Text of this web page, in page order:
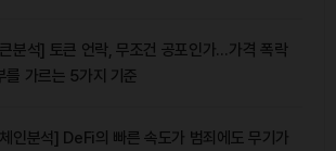
분석] 토큰 언락, 무조건 공포인가…가격 폭락
를 가르는 5가지 기준
인분석] DeFi의 빠른 속도가 범죄에도 무기가